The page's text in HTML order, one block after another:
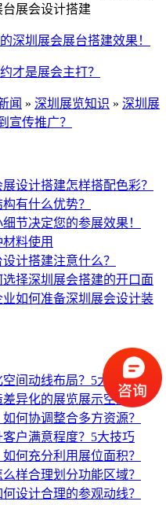
展会设计搭建
深圳展会展台搭建效果！
才是展会主打？
闻 » 深圳展览知识 » 深圳展
宣传推广？
设计搭建怎样搭配色彩？
有什么优势？
节决定您的参展效果！
料使用
计搭建注意什么？
择深圳展会搭建的开口面
如何准备深圳展会设计装
间动线布局？5大技巧
异化的展览展示空间？
何协调整合多方资源？
户满意程度？5大技巧
何充分利用展位面积？
样合理划分功能区域？
设计合理的参观动线？